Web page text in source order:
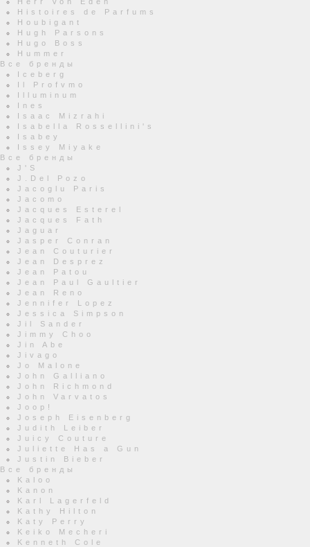
Histoires de Parfums
Houbigant
Hugh Parsons
Hugo Boss
Hummer
Все бренды
Iceberg
Il Profvmo
Illuminum
Ines
Isaac Mizrahi
Isabella Rossellini's
Isabey
Issey Miyake
Все бренды
J'S
J.Del Pozo
Jacoglu Paris
Jacomo
Jacques Esterel
Jacques Fath
Jaguar
Jasper Conran
Jean Couturier
Jean Desprez
Jean Patou
Jean Paul Gaultier
Jean Reno
Jennifer Lopez
Jessica Simpson
Jil Sander
Jimmy Choo
Jin Abe
Jivago
Jo Malone
John Galliano
John Richmond
John Varvatos
Joop!
Joseph Eisenberg
Judith Leiber
Juicy Couture
Juliette Has a Gun
Justin Bieber
Все бренды
Kaloo
Kanon
Karl Lagerfeld
Kathy Hilton
Katy Perry
Keiko Mecheri
Kenneth Cole